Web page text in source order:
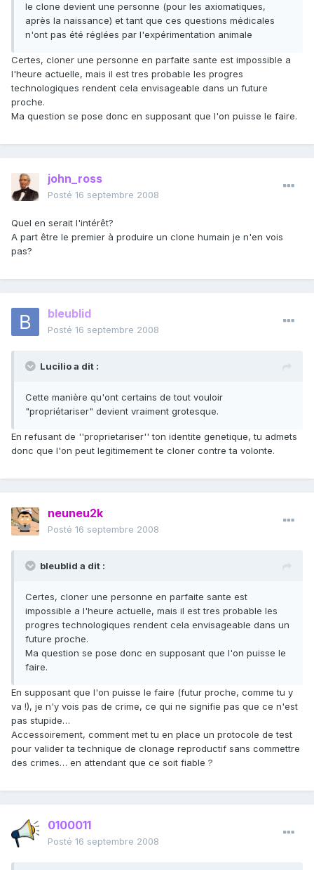
le clone devient une personne (pour les axiomatiques,
après la naissance) et tant que ces questions médicales
n'ont pas été réglées par l'expérimentation animale
Certes, cloner une personne en parfaite sante est impossible a
l'heure actuelle, mais il est tres probable les progres
technologiques rendent cela envisageable dans un future
proche.
Ma question se pose donc en supposant que l'on puisse le faire.
john_ross
Posté 16 septembre 2008
Quel en serait l'intérêt?
A part être le premier à produire un clone humain je n'en vois
pas?
bleublid
Posté 16 septembre 2008
Lucilio a dit :
Cette manière qu'ont certains de tout vouloir
"propriétariser" devient vraiment grotesque.
En refusant de ''proprietariser'' ton identite genetique, tu admets
donc que l'on peut legitimement te cloner contre ta volonte.
neuneu2k
Posté 16 septembre 2008
bleublid a dit :
Certes, cloner une personne en parfaite sante est
impossible a l'heure actuelle, mais il est tres probable les
progres technologiques rendent cela envisageable dans un
future proche.
Ma question se pose donc en supposant que l'on puisse le
faire.
En supposant que l'on puisse le faire (futur proche, comme tu y
va !), je n'y vois pas de crime, ce qui ne signifie pas que ce n'est
pas stupide…
Accessoirement, comment met tu en place un protocole de test
pour valider ta technique de clonage reproductif sans commettre
des crimes… en attendant que ce soit fiable ?
0100011
Posté 16 septembre 2008